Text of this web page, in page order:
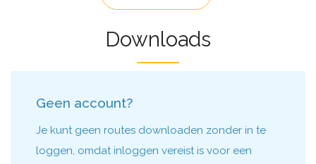
Downloads
Geen account?
Je kunt geen routes downloaden zonder in te
loggen, omdat inloggen vereist is voor een